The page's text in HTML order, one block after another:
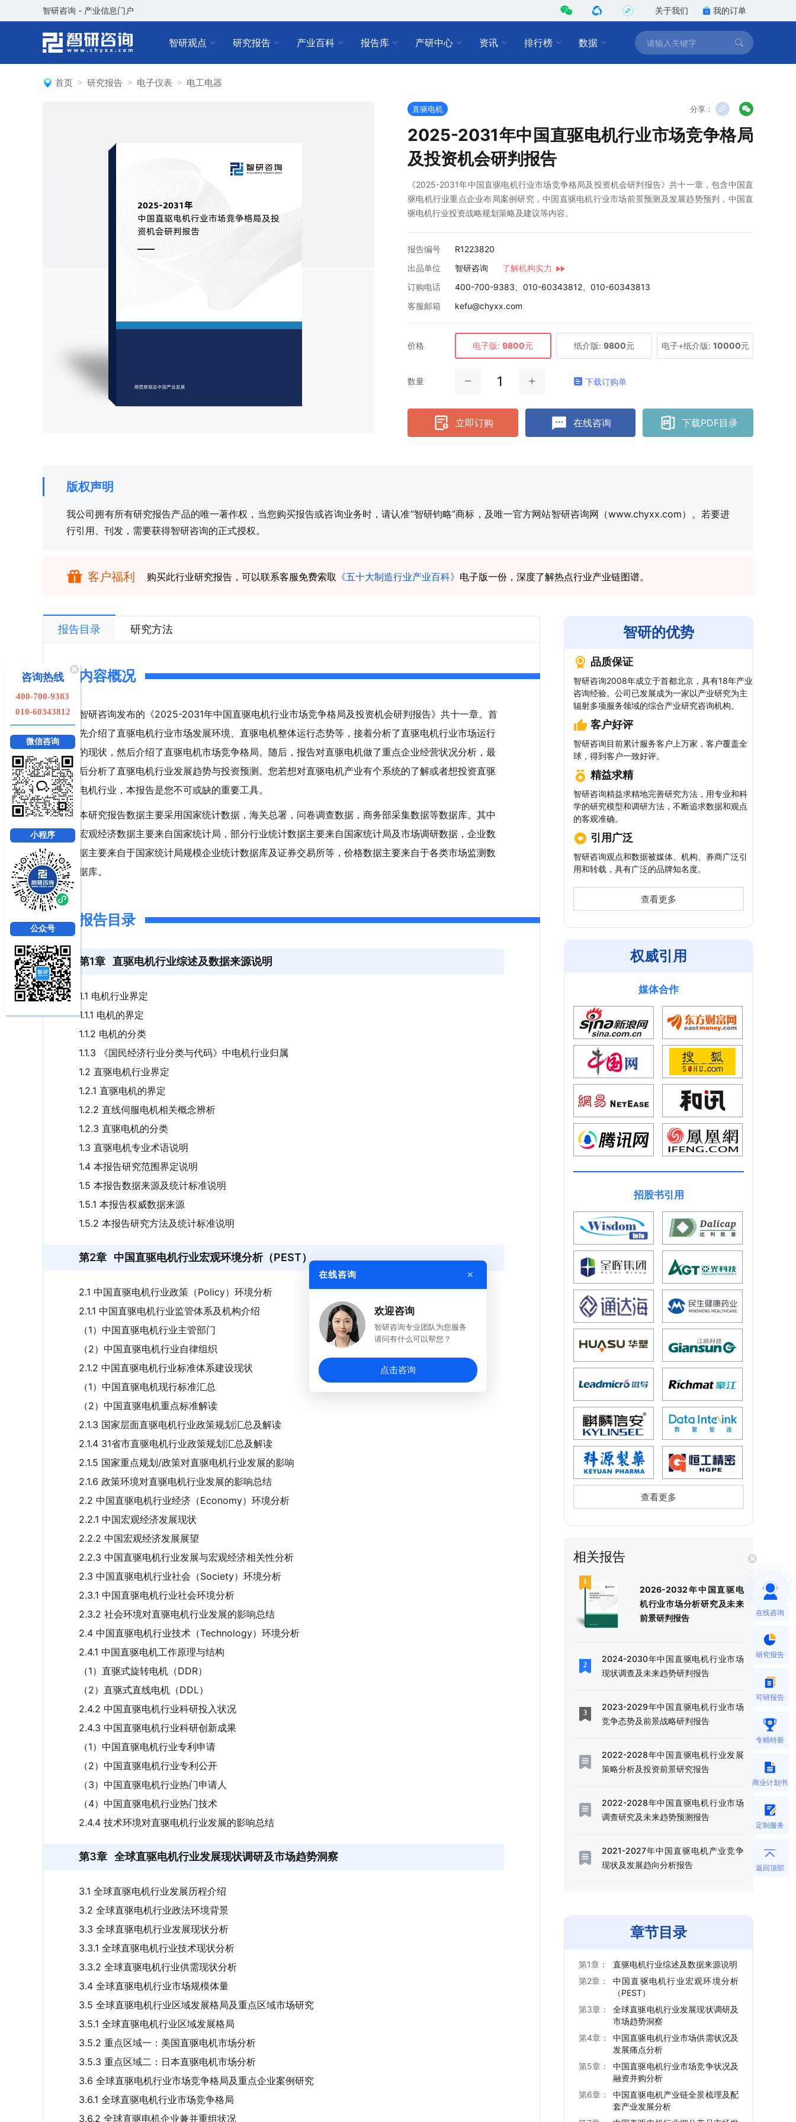
智研咨询 - 产业信息门户 关于我们 我的订单
智研观点 研究报告 产业百科 报告库 产研中心 资讯 排行榜 数据
首页 研究报告 电子仪表 电工电器
直驱电机 分享：
2025-2031年中国直驱电机行业市场竞争格局
及投资机会研判报告
《2025-2031年中国直驱电机行业市场竞争格局及投资机会研判报告》共十一章，包含中国直
驱电机行业重点企业布局案例研究，中国直驱电机行业市场前景预测及发展趋势预判，中国直
驱电机行业投资战略规划策略及建议等内容。
报告编号
R1223820
出品单位
智研咨询
了解机构实力
订购电话
400-700-9383、010-60343812、010-60343813
客服邮箱
kefu@chyxx.com
价格 电子版: 9800元 纸介版: 9800元 电子+纸介版: 10000元
数量 下载订购单
立即订购 在线咨询 下载PDF目录
版权声明
我公司拥有所有研究报告产品的唯一著作权，当您购买报告或咨询业务时，请认准“智研钧略”商标，及唯一官方网站智研咨询网（www.chyxx.com）。若要进
行引用、刊发，需要获得智研咨询的正式授权。
客户福利 购买此行业研究报告，可以联系客服免费索取 《五十大制造行业产业百科》 电子版一份，深度了解热点行业产业链图谱。
报告目录 研究方法
内容概况
智研咨询发布的《2025-2031年中国直驱电机行业市场竞争格局及投资机会研判报告》共十一章。首
先介绍了直驱电机行业市场发展环境、直驱电机整体运行态势等，接着分析了直驱电机行业市场运行
的现状，然后介绍了直驱电机市场竞争格局。随后，报告对直驱电机做了重点企业经营状况分析，最
后分析了直驱电机行业发展趋势与投资预测。您若想对直驱电机产业有个系统的了解或者想投资直驱
电机行业，本报告是您不可或缺的重要工具。
本研究报告数据主要采用国家统计数据，海关总署，问卷调查数据，商务部采集数据等数据库。其中
宏观经济数据主要来自国家统计局，部分行业统计数据主要来自国家统计局及市场调研数据，企业数
据主要来自于国家统计局规模企业统计数据库及证券交易所等，价格数据主要来自于各类市场监测数
据库。
报告目录
第1章 直驱电机行业综述及数据来源说明
1.1 电机行业界定
1.1.1 电机的界定
1.1.2 电机的分类
1.1.3 《国民经济行业分类与代码》中电机行业归属
1.2 直驱电机行业界定
1.2.1 直驱电机的界定
1.2.2 直线伺服电机相关概念辨析
1.2.3 直驱电机的分类
1.3 直驱电机专业术语说明
1.4 本报告研究范围界定说明
1.5 本报告数据来源及统计标准说明
1.5.1 本报告权威数据来源
1.5.2 本报告研究方法及统计标准说明
第2章 中国直驱电机行业宏观环境分析（PEST）
2.1 中国直驱电机行业政策（Policy）环境分析
2.1.1 中国直驱电机行业监管体系及机构介绍
（1）中国直驱电机行业主管部门
（2）中国直驱电机行业自律组织
2.1.2 中国直驱电机行业标准体系建设现状
（1）中国直驱电机现行标准汇总
（2）中国直驱电机重点标准解读
2.1.3 国家层面直驱电机行业政策规划汇总及解读
2.1.4 31省市直驱电机行业政策规划汇总及解读
2.1.5 国家重点规划/政策对直驱电机行业发展的影响
2.1.6 政策环境对直驱电机行业发展的影响总结
2.2 中国直驱电机行业经济（Economy）环境分析
2.2.1 中国宏观经济发展现状
2.2.2 中国宏观经济发展展望
2.2.3 中国直驱电机行业发展与宏观经济相关性分析
2.3 中国直驱电机行业社会（Society）环境分析
2.3.1 中国直驱电机行业社会环境分析
2.3.2 社会环境对直驱电机行业发展的影响总结
2.4 中国直驱电机行业技术（Technology）环境分析
2.4.1 中国直驱电机工作原理与结构
（1）直驱式旋转电机（DDR）
（2）直驱式直线电机（DDL）
2.4.2 中国直驱电机行业科研投入状况
2.4.3 中国直驱电机行业科研创新成果
（1）中国直驱电机行业专利申请
（2）中国直驱电机行业专利公开
（3）中国直驱电机行业热门申请人
（4）中国直驱电机行业热门技术
2.4.4 技术环境对直驱电机行业发展的影响总结
第3章 全球直驱电机行业发展现状调研及市场趋势洞察
3.1 全球直驱电机行业发展历程介绍
3.2 全球直驱电机行业政法环境背景
3.3 全球直驱电机行业发展现状分析
3.3.1 全球直驱电机行业技术现状分析
3.3.2 全球直驱电机行业供需现状分析
3.4 全球直驱电机行业市场规模体量
3.5 全球直驱电机行业区域发展格局及重点区域市场研究
3.5.1 全球直驱电机行业区域发展格局
3.5.2 重点区域一：美国直驱电机市场分析
3.5.3 重点区域二：日本直驱电机市场分析
3.6 全球直驱电机行业市场竞争格局及重点企业案例研究
3.6.1 全球直驱电机行业市场竞争格局
3.6.2 全球直驱电机企业兼并重组状况
智研的优势
品质保证
智研咨询2008年成立于首都北京，具有18年产业
咨询经验。公司已发展成为一家以产业研究为主
辐射多项服务领域的综合产业研究咨询机构。
客户好评
智研咨询目前累计服务客户上万家，客户覆盖全
球，得到客户一致好评。
精益求精
智研咨询精益求精地完善研究方法，用专业和科
学的研究模型和调研方法，不断追求数据和观点
的客观准确。
引用广泛
智研咨询观点和数据被媒体、机构、券商广泛引
用和转载，具有广泛的品牌知名度。
查看更多
权威引用
媒体合作
招股书引用
查看更多
相关报告
2026-2032年中国直驱电
机行业市场分析研究及未来
前景研判报告
2024-2030年中国直驱电机行业市场
现状调查及未来趋势研判报告
2023-2029年中国直驱电机行业市场
竞争态势及前景战略研判报告
2022-2028年中国直驱电机行业发展
策略分析及投资前景研究报告
2022-2028年中国直驱电机行业市场
调查研究及未来趋势预测报告
2021-2027年中国直驱电机产业竞争
现状及发展趋向分析报告
章节目录
第1章：
直驱电机行业综述及数据来源说明
第2章：
中国直驱电机行业宏观环境分析
（PEST）
第3章：
全球直驱电机行业发展现状调研及
市场趋势洞察
第4章：
中国直驱电机行业市场供需状况及
发展痛点分析
第5章：
中国直驱电机行业市场竞争状况及
融资并购分析
第6章：
中国直驱电机产业链全景梳理及配
套产业发展分析
在线咨询
研究报告
可研报告
专精特新
商业计划书
定制服务
返回顶部
在线咨询 ×
欢迎咨询
智研咨询专业团队为您服务
请问有什么可以帮您？
点击咨询
咨询热线
400-700-9383
010-60343812
微信咨询
小程序
公众号